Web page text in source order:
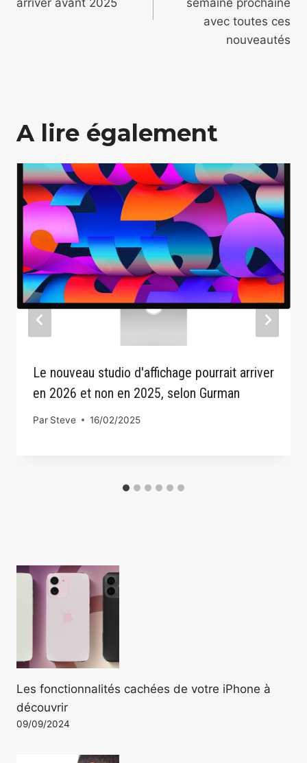
avec toutes ces
nouveautés
A lire également
Le nouveau studio d'affichage pourrait arriver
en 2026 et non en 2025, selon Gurman
Par Steve 16/02/2025
Les fonctionnalités cachées de votre iPhone à
découvrir
09/09/2024